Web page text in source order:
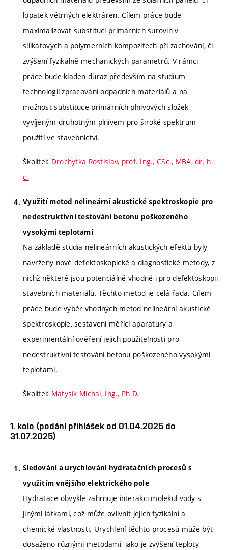
lopatek větrných elektráren. Cílem práce bude
maximalizovat substituci primárních surovin v
silikátových a polymerních kompozitech při zachování, či
zvýšení fyzikálně-mechanických parametrů. V rámci
práce bude kladen důraz především na studium
technologií zpracování odpadních materiálů a na
možnost substituce primárních plnivových složek
vyvíjeným druhotným plnivem pro široké spektrum
použití ve stavebnictví.
Školitel: Drochytka Rostislav, prof. Ing., CSc., MBA, dr. h.
c.
Využití metod nelineární akustické spektroskopie pro
nedestruktivní testování betonu poškozeného
vysokými teplotami
Na základě studia nelineárních akustických efektů byly
navrženy nové defektoskopické a diagnostické metody, z
nichž některé jsou potenciálně vhodné i pro defektoskopii
stavebních materiálů. Těchto metod je celá řada. Cílem
práce bude výběr vhodných metod nelineární akustické
spektroskopie, sestavení měřící aparatury a
experimentální ověření jejich použitelnosti pro
nedestruktivní testování betonu poškozeného vysokými
teplotami.
Školitel: Matysík Michal, Ing., Ph.D.
1. kolo (podání přihlášek od 01.04.2025 do
31.07.2025)
Sledování a urychlování hydratačních procesů s
využitím vnějšího elektrického pole
Hydratace obvykle zahrnuje interakci molekul vody s
jinými látkami, což může ovlivnit jejich fyzikální a
chemické vlastnosti. Urychlení těchto procesů může být
dosaženo různými metodami, jako je zvýšení teploty,